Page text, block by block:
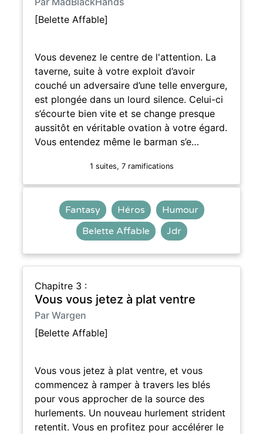
[Belette Affable]
Vous devenez le centre de l'attention. La
taverne, suite à votre exploit d’avoir
couché un adversaire d’une telle envergure,
est plongée dans un lourd silence. Celui-ci
s’écourte bien vite et se change presque
aussitôt en véritable ovation à votre égard.
Vous entendez même le barman s’e…
1 suites, 7 ramifications
Fantasy Héros
Humour
Belette Affable
Jdr
Chapitre 3 :
Vous vous jetez à plat ventre
Par Wargen
[Belette Affable]
Vous vous jetez à plat ventre, et vous
commencez à ramper à travers les blés
pour vous approcher de la source des
hurlements. Un nouveau hurlement strident
retentit. Vous en profitez pour accélérer le